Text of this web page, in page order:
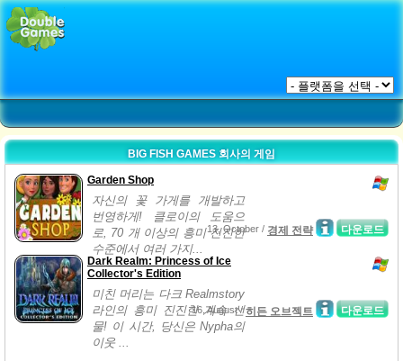
BIG FISH GAMES 회사의 게임
Garden Shop
자신의 꽃 가게를 개발하고
번영하게! 클로이의 도움으
로, 70 개 이상의 흥미 진진한
수준에서 여러 가지...
다운로드
13, October / 경제 전략
Dark Realm: Princess of Ice
Collector's Edition
미친 머리는 다크 Realmstory
라인의 흥미 진진한 계속 선
물! 이 시간, 당신은 Nypha의
이웃 ...
다운로드
16, August /히든 오브젝트